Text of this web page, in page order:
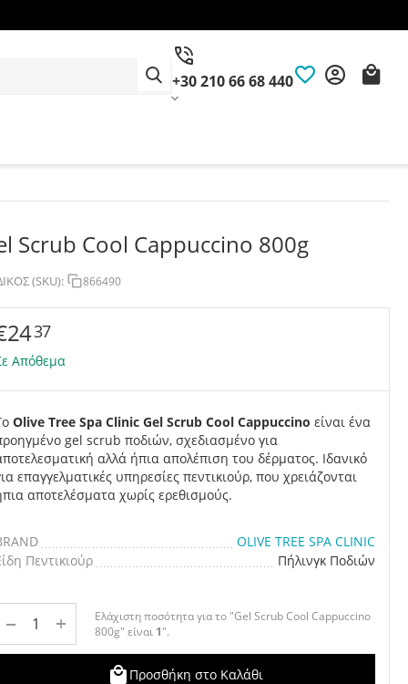
+30 210 66 68 440
Scrub Cool Cappuccino 800g
(SKU): 866490
2437
Απόθεμα
Olive Tree Spa Clinic Gel Scrub Cool Cappuccino είναι ένα
gel scrub ποδιών, σχεδιασμένο για
αλλά ήπια απολέπιση του δέρματος. Ιδανικό
επαγγελματικές υπηρεσίες πεντικιούρ, που χρειάζονται
αποτελέσματα χωρίς ερεθισμούς.
OLIVE TREE SPA CLINIC
Πεντικιούρ
Πήλινγκ Ποδιών
+
−
Ελάχιστη ποσότητα για το "Gel Scrub Cool Cappuccino
800g" είναι 1".
Προσθήκη στο Καλάθι